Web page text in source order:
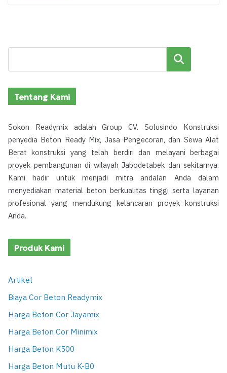
Cari
Tentang Kami
Sokon Readymix adalah Group CV. Solusindo Konstruksi
penyedia Beton Ready Mix, Jasa Pengecoran, dan Sewa Alat
Berat konstruksi yang telah berdiri dan melayani berbagai
proyek pembangunan di wilayah Jabodetabek dan sekitarnya.
Kami hadir untuk menjadi mitra andalan Anda dalam
menyediakan material beton berkualitas tinggi serta layanan
profesional yang mendukung kelancaran proyek konstruksi
Anda.
Produk Kami
Artikel
Biaya Cor Beton Readymix
Harga Beton Cor Jayamix
Harga Beton Cor Minimix
Harga Beton K500
Harga Beton Mutu K-B0